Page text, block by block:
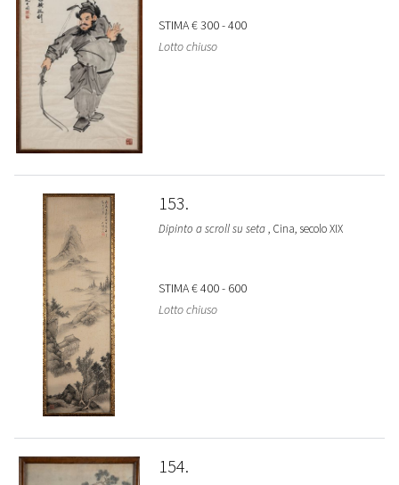
STIMA€ 300 - 400
Lotto chiuso
153
Dipinto a scroll su seta, Cina, secolo XIX
STIMA€ 400 - 600
Lotto chiuso
154